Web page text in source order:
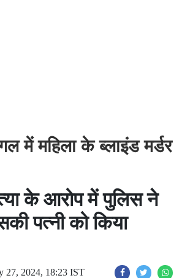
में महिला के ब्लाइंड मर्डर
के आरोप में पुलिस ने
पत्नी को किया
27, 2024, 18:23 IST